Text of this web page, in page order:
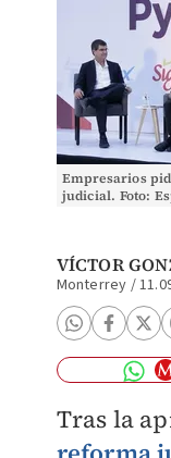
Empresarios
judicial. Foto:
VÍCTOR
Monterrey /
Tras la